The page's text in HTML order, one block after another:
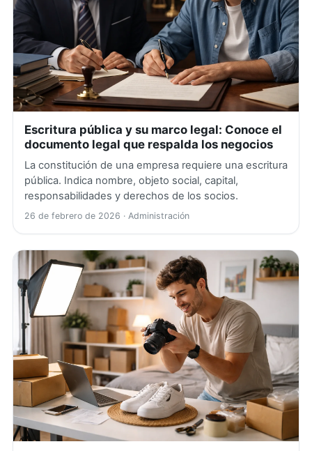
Escritura pública y su marco legal: Conoce el
documento legal que respalda los negocios
La constitución de una empresa requiere una escritura
pública. Indica nombre, objeto social, capital,
responsabilidades y derechos de los socios.
26 de febrero de 2026 · Administración